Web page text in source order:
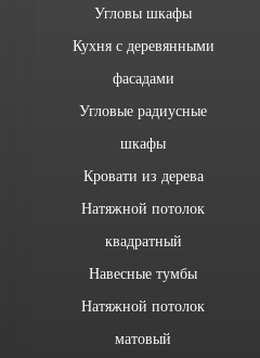
Угловы шкафы
Кухня с деревянными
фасадами
Угловые радиусные
шкафы
Кровати из дерева
Натяжной потолок
квадратный
Навесные тумбы
Натяжной потолок
матовый